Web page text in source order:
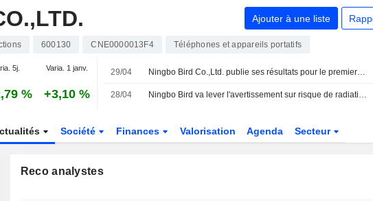
Ajouter à une liste
600130 CNE0000013F4 Téléphones et appareils portatifs
5j. Varia. 1 janv.
% +3,10 %
29/04 Ningbo Bird Co.,Ltd. publie ses résultats pour le premier trimestre clos le 31 mars 2026
28/04 Ningbo Bird va lever l'avertissement sur risque de radiation
Société Finances Valorisation Agenda Secteur
Reco analystes